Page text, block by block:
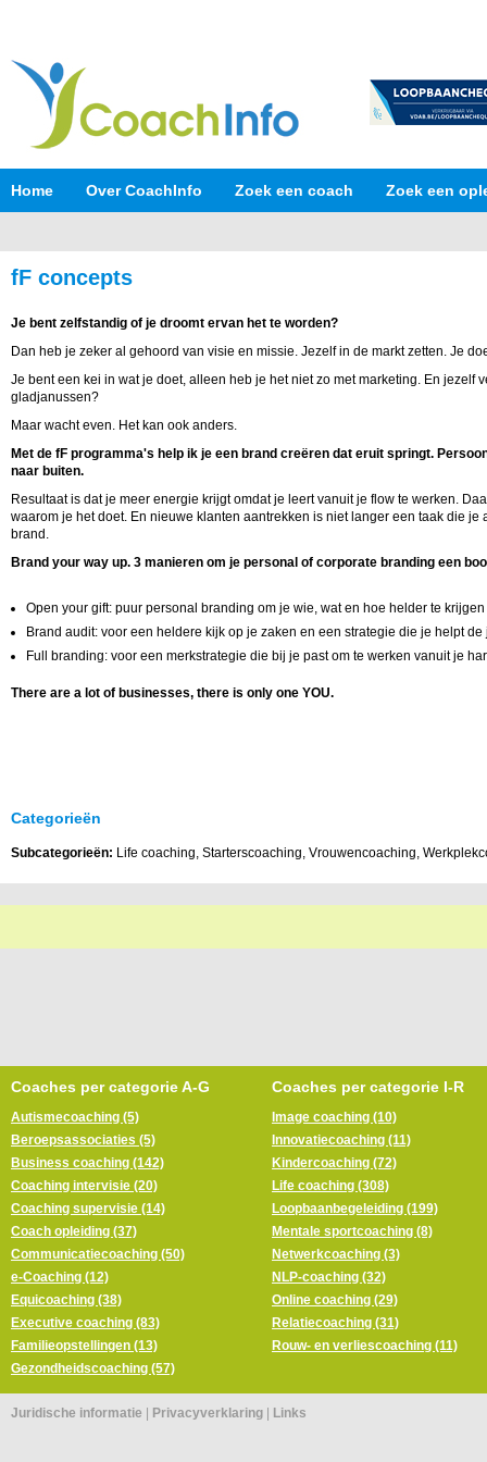
Home Over CoachInfo Zoek een coach Zoek een
fF concepts
Je bent zelfstandig of je droomt ervan het te worden?
Dan heb je zeker al gehoord van visie en missie. Jezelf in de markt zetten. Je
Je bent een kei in wat je doet, alleen heb je het niet zo met marketing. En jezelf
gladjanussen?
Maar wacht even. Het kan ook anders.
Met de fF programma's help ik je een brand creëren dat eruit springt.
naar buiten.
Resultaat is dat je meer energie krijgt omdat je leert vanuit je flow te werken.
waarom je het doet. En nieuwe klanten aantrekken is niet langer een taak die je
brand.
Brand your way up. 3 manieren om je personal of corporate branding een
Open your gift: puur personal branding om je wie, wat en hoe helder te krijgen
Brand audit: voor een heldere kijk op je zaken en een strategie die je helpt
Full branding: voor een merkstrategie die bij je past om te werken vanuit je
There are a lot of businesses, there is only one YOU.
Categorieën
Subcategorieën: Life coaching, Starterscoaching, Vrouwencoaching,
Coaches per categorie A-G
Autismecoaching (5)
Beroepsassociaties (5)
Business coaching (142)
Coaching intervisie (20)
Coaching supervisie (14)
Coach opleiding (37)
Communicatiecoaching (50)
e-Coaching (12)
Equicoaching (38)
Executive coaching (83)
Familieopstellingen (13)
Gezondheidscoaching (57)
Coaches per categorie I-R
Image coaching (10)
Innovatiecoaching (11)
Kindercoaching (72)
Life coaching (308)
Loopbaanbegeleiding (199)
Mentale sportcoaching (8)
Netwerkcoaching (3)
NLP-coaching (32)
Online coaching (29)
Relatiecoaching (31)
Rouw- en verliescoaching (11)
Juridische informatie Privacyverklaring Links